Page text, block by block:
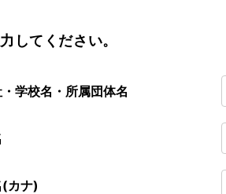
してください。
学校名・所属団体名
(カナ)